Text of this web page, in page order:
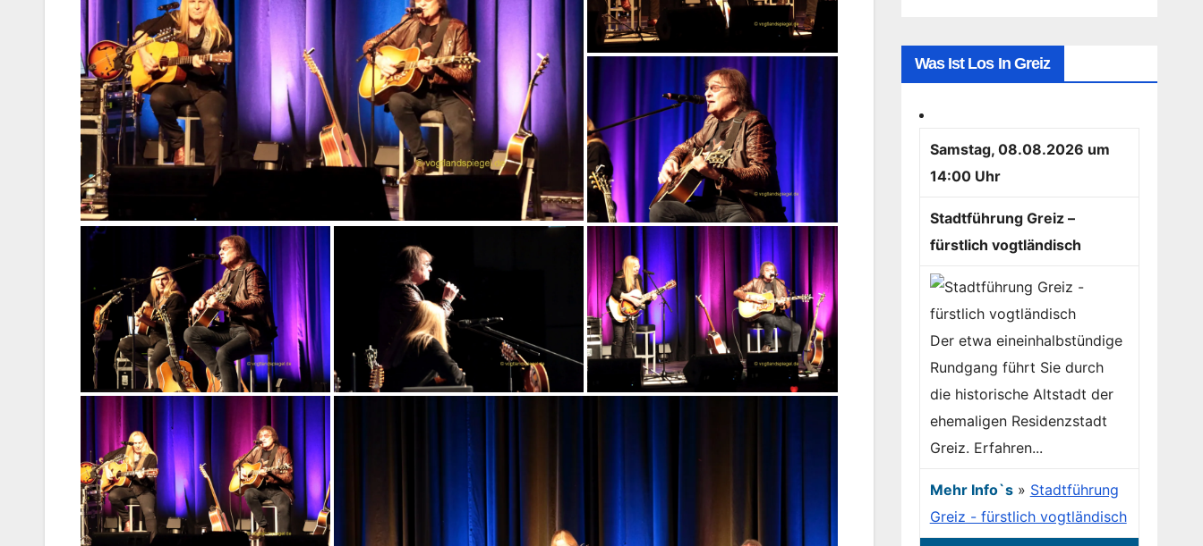
Was Ist Los In Greiz
Samstag, 08.08.2026 um
14:00 Uhr
Stadtführung Greiz –
fürstlich vogtländisch
Der etwa eineinhalbstündige
Rundgang führt Sie durch
die historische Altstadt der
ehemaligen Residenzstadt
Greiz. Erfahren...
Mehr Info`s» Stadtführung
Greiz - fürstlich vogtländisch